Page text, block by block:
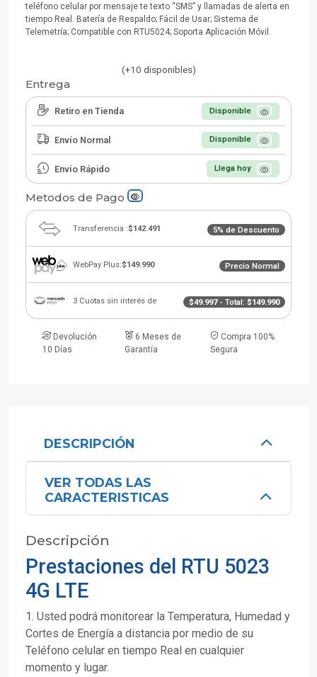
teléfono celular por mensaje te texto “SMS” y llamadas de alerta en
tiempo Real. Batería de Respaldo; Fácil de Usar; Sistema de
Telemetría; Compatible con RTU5024; Soporta Aplicación Móvil.
(+10 disponibles)
Entrega
Retiro en Tienda Disponible
Envío Normal Disponible
Envío Rápido Llega hoy
Metodos de Pago
Transferencia :$142.491 5% de Descuento
WebPay Plus:$149.990 Precio Normal
3 Cuotas sin interés de $49.997- Total: $149.990
Devolución
10 Días
6 Meses de
Garantía
Compra 100%
Segura
DESCRIPCIÓN
VER TODAS LAS
CARACTERISTICAS
Descripción
Prestaciones del RTU 5023
4G LTE
1. Usted podrá monitorear la Temperatura, Humedad y
Cortes de Energía a distancia por medio de su
Teléfono celular en tiempo Real en cualquier
momento y lugar.